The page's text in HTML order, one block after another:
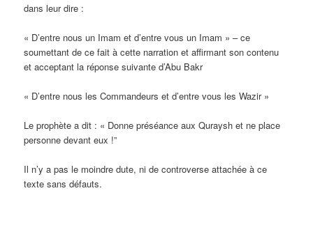
dans leur dire :
« D’entre nous un Imam et d’entre vous un Imam » – ce
soumettant de ce fait à cette narration et affirmant son contenu
et acceptant la réponse suivante d’Abu Bakr
« D’entre nous les Commandeurs et d’entre vous les Wazir »
Le prophète a dit : « Donne préséance aux Quraysh et ne place
personne devant eux !”
Il n’y a pas le moindre dute, ni de controverse attachée à ce
texte sans défauts.